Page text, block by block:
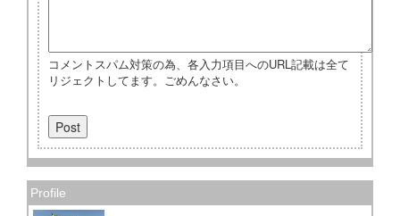
コメントスパム対策の為、各入力項目へのURL記載は全て
リジェクトしてます。ごめんなさい。
Profile